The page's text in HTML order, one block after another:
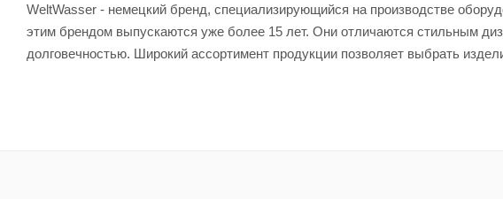
WeltWasser - немецкий бренд, специализирующийся на производстве
этим брендом выпускаются уже более 15 лет. Они отличаются стильным
долговечностью. Широкий ассортимент продукции позволяет выбрать